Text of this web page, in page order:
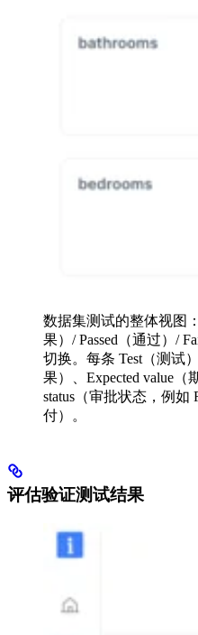
数据集测试的整体视图
果）/ Passed（通过）/
切换。每条 Test（测试
果）、Expected value（
status（审批状态，例如
付）。
评估验证测试结果